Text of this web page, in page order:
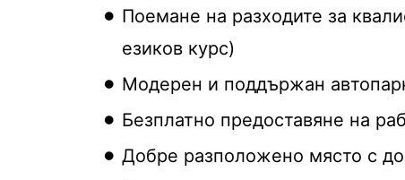
Поемане на разходите за
езиков курс)
Модерен и поддържан
Безплатно предоставяне на
Добре разположено място с